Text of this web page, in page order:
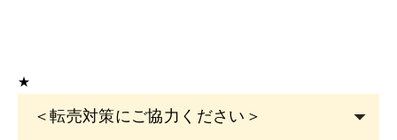
★
＜転売対策にご協力ください＞